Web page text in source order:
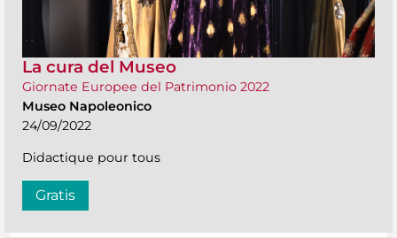
La cura del Museo
Giornate Europee del Patrimonio 2022
Museo Napoleonico
24/09/2022
Didactique pour tous
Gratis